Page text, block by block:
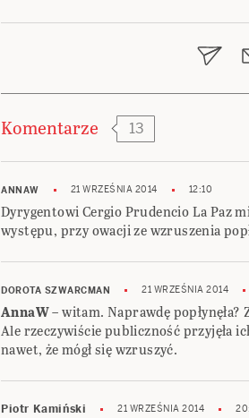
wpisu
Komentarze 13
ANNAW 21 WRZEŚNIA 2014 12:10
Dyrygentowi Cergio Prudencio La Paz
występu, przy owacji ze wzruszenia
DOROTA SZWARCMAN 21 WRZEŚNIA 2014
AnnaW– witam. Naprawdę popłynęła?
Ale rzeczywiście publiczność przyjęła
nawet, że mógł się wzruszyć.
Piotr Kamiński 21 WRZEŚNIA 2014